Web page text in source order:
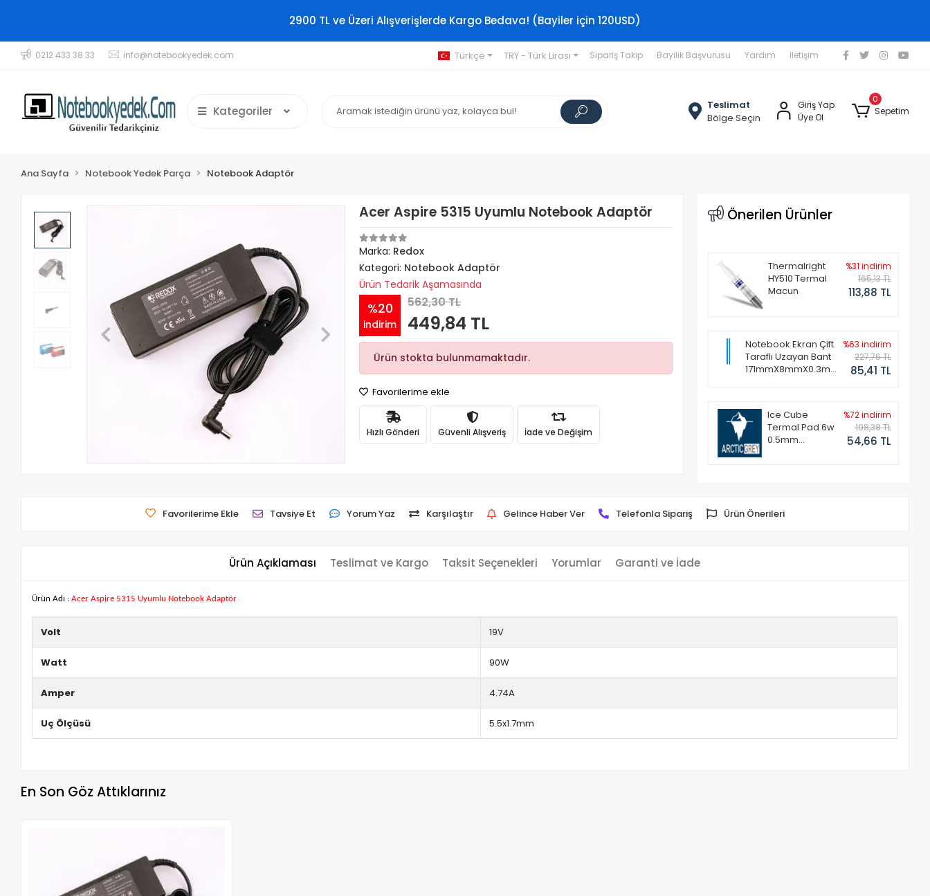
2900 TL ve Üzeri Alışverişlerde Kargo Bedava! (Bayiler için 120USD)
0212 433 38 33 info@notebookyedek.com Türkçe TRY - Türk Lirası Sipariş Takip Bayilik Başvurusu Yardım İletişim
Kategoriler
Teslimat
Bölge Seçin
Giriş Yap
Üye Ol
0
Sepetim
Ana Sayfa Notebook Yedek Parça Notebook Adaptör
Acer Aspire 5315 Uyumlu Notebook Adaptör
Marka: Redox
Kategori: Notebook Adaptör
Ürün Tedarik Aşamasında
%20
indirim
562,30 TL
449,84 TL
Ürün stokta bulunmamaktadır.
Favorilerime ekle
Hızlı Gönderi Güvenli Alışveriş İade ve Değişim
Önerilen Ürünler
Thermalright
HY510 Termal
Macun
%31 indirim
165,13 TL
113,88 TL
Notebook Ekran Çift
Taraflı Uzayan Bant
171mmX8mmX0.3mm
%63 indirim
227,76 TL
85,41 TL
Ice Cube
Termal Pad 6w
0.5mm
%72 indirim
198,38 TL
54,66 TL
Favorilerime Ekle Tavsiye Et Yorum Yaz Karşılaştır Gelince Haber Ver Telefonla Sipariş Ürün Önerileri
Ürün Açıklaması Teslimat ve Kargo Taksit Seçenekleri Yorumlar Garanti ve İade
Ürün Adı : Acer Aspire 5315 Uyumlu Notebook Adaptör
Volt 19V
Watt 90W
Amper 4.74A
Uç Ölçüsü 5.5x1.7mm
En Son Göz Attıklarınız